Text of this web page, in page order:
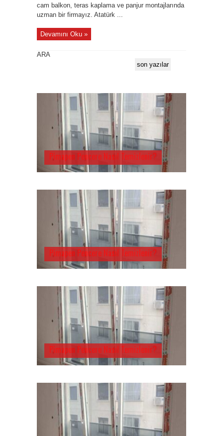
cam balkon, teras kaplama ve panjur montajlarında
uzman bir firmayız. Atatürk ...
Devamını Oku »
ARA
son yazılar
Pimapen Pencere Nasıl Temizlenir?
Pimapen Pencere Nasıl Temizlenir?
Pimapen Pencere Nasıl Temizlenir?